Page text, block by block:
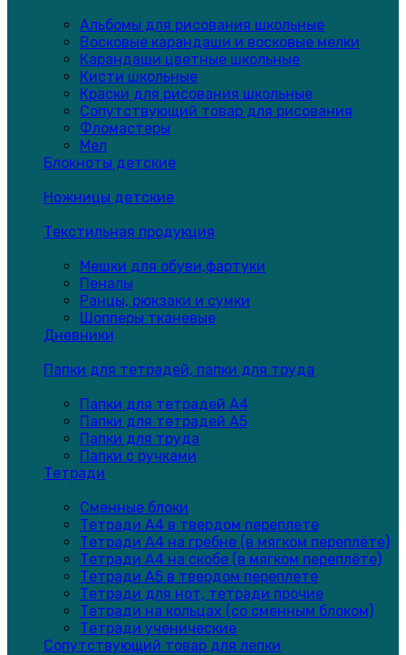
Альбомы для рисования школьные
Восковые карандаши и восковые мелки
Карандаши цветные школьные
Кисти школьные
Краски для рисования школьные
Сопутствующий товар для рисования
Фломастеры
Мел
Блокноты детские
Ножницы детские
Текстильная продукция
Мешки для обуви,фартуки
Пеналы
Ранцы, рюкзаки и сумки
Шопперы тканевые
Дневники
Папки для тетрадей, папки для труда
Папки для тетрадей А4
Папки для тетрадей А5
Папки для труда
Папки с ручками
Тетради
Сменные блоки
Тетради А4 в твердом переплете
Тетради А4 на гребне (в мягком переплёте)
Тетради А4 на скобе (в мягком переплёте)
Тетради А5 в твердом переплете
Тетради для нот, тетради прочие
Тетради на кольцах (со сменным блоком)
Тетради ученические
Сопутствующий товар для лепки